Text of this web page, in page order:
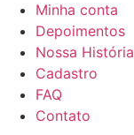
Minha conta
Depoimentos
Nossa História
Cadastro
FAQ
Contato